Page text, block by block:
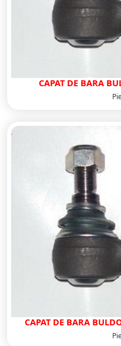
CAPAT DE BARA
CAPAT DE BARA